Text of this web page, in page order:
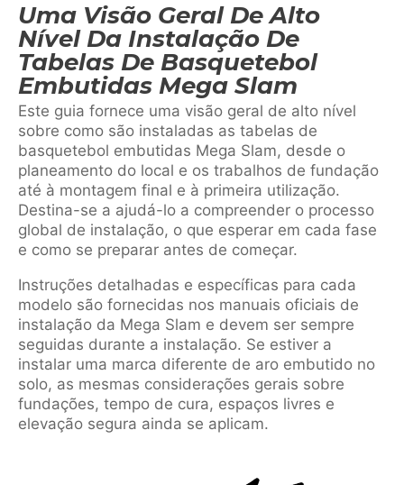
Uma Visão Geral De Alto
Nível Da Instalação De
Tabelas De Basquetebol
Embutidas Mega Slam
Este guia fornece uma visão geral de alto nível
sobre como são instaladas as tabelas de
basquetebol embutidas Mega Slam, desde o
planeamento do local e os trabalhos de fundação
até à montagem final e à primeira utilização.
Destina-se a ajudá-lo a compreender o processo
global de instalação, o que esperar em cada fase
e como se preparar antes de começar.
Instruções detalhadas e específicas para cada
modelo são fornecidas nos manuais oficiais de
instalação da Mega Slam e devem ser sempre
seguidas durante a instalação. Se estiver a
instalar uma marca diferente de aro embutido no
solo, as mesmas considerações gerais sobre
fundações, tempo de cura, espaços livres e
elevação segura ainda se aplicam.